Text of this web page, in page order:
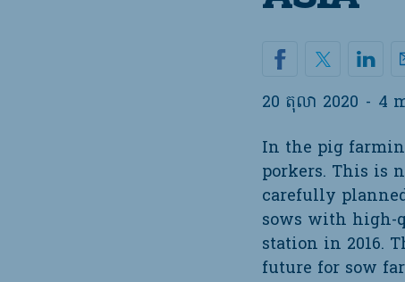
20 តុលា 2020 - 4
In the pig
porkers. This is
carefully
sows with high-
station in 2016.
future for sow